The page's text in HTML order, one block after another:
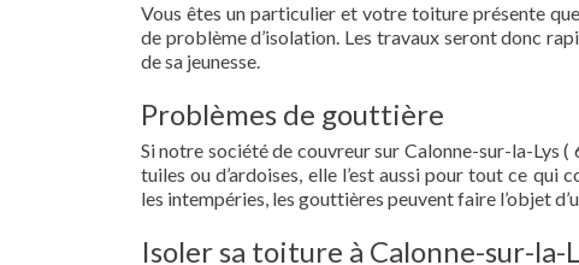
Vous êtes un particulier et votre toiture présente
de problème d’isolation. Les travaux seront donc
de sa jeunesse.
Problèmes de gouttière
Si notre société de couvreur sur Calonne-sur-la-Lys
tuiles ou d’ardoises, elle l’est aussi pour tout ce qui
les intempéries, les gouttières peuvent faire l’objet
Isoler sa toiture à Calonne-sur-la-